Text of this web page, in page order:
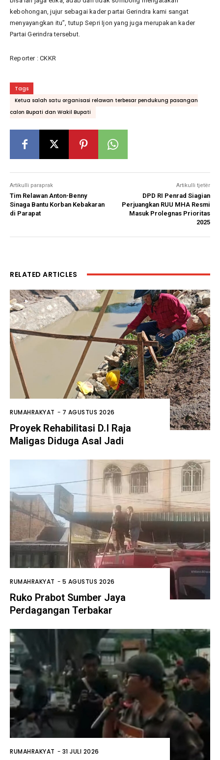
kebohongan, jujur sebagai kader partai Gerindra kami sangat
menyayangkan itu”, tutup Sepri Ijon yang juga merupakan kader
Partai Gerindra tersebut.
Reporter : CKKR
Tags
Ketua salah satu organisasi relawan terbesar pendukung pasangan
calon Bupati dan Wakil Bupati
Artikulli paraprak
Tim Relawan Anton-Benny
Sinaga Bantu Korban Kebakaran
di Parapat
Artikulli tjetër
DPD RI Penrad Siagian
Perjuangkan RUU MHA Resmi
Masuk Prolegnas Prioritas
2025
RELATED ARTICLES
RUMAHRAKYAT - 7 AGUSTUS 2026
Proyek Rehabilitasi D.I Raja
Maligas Diduga Asal Jadi
RUMAHRAKYAT - 5 AGUSTUS 2026
Ruko Prabot Sumber Jaya
Perdagangan Terbakar
RUMAHRAKYAT - 31 JULI 2026